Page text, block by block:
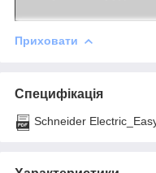
Приховати
Специфікація
Schneider